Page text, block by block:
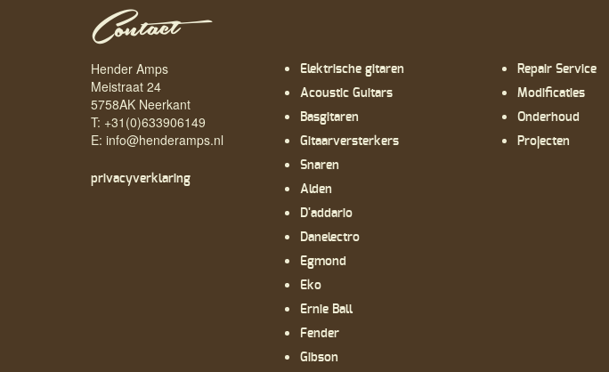
Contact
Hender Amps
Meistraat 24
5758AK Neerkant
T: +31(0)633906149
E: info@henderamps.nl
privacyverklaring
Elektrische gitaren
Acoustic Guitars
Basgitaren
Gitaarversterkers
Snaren
Alden
D'addario
Danelectro
Egmond
Eko
Ernie Ball
Fender
Gibson
Repair Service
Modificaties
Onderhoud
Projecten